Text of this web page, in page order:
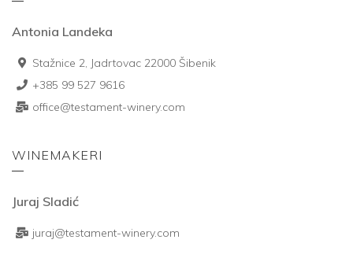
Antonia Landeka
Stažnice 2, Jadrtovac 22000 Šibenik
+385 99 527 9616
office@testament-winery.com
WINEMAKERI
Juraj Sladić
juraj@testament-winery.com